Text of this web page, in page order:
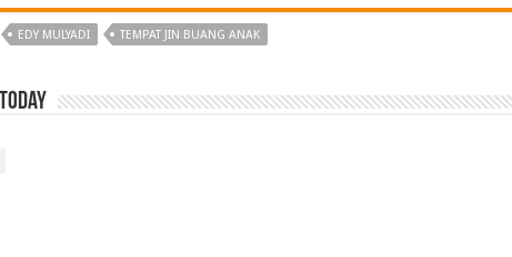
EDY MULYADI TEMPAT JIN BUANG ANAK